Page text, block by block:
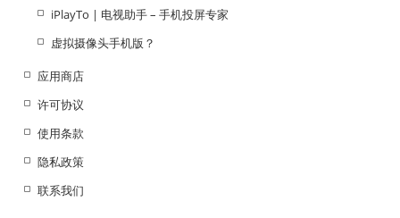
iPlayTo | 电视助手 – 手机投屏专家
虚拟摄像头手机版？
应用商店
许可协议
使用条款
隐私政策
联系我们